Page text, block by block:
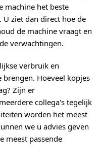
machine het beste
ziet dan direct hoe de
de machine vraagt en
verwachtingen.
verbruik en
Hoeveel kopjes
Zijn er
collega's tegelijk
worden het meest
we u advies geven
meest passende